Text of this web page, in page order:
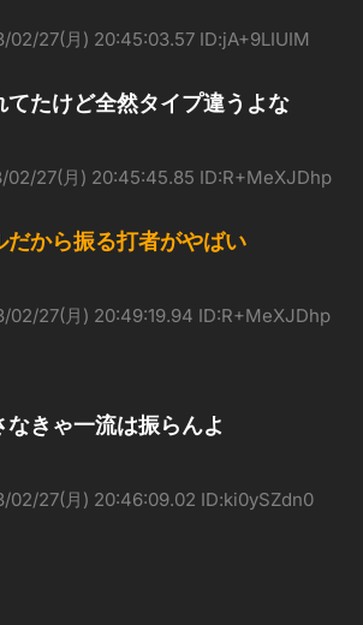
02/27(月) 20:45:03.57 ID:jA+9LIUIM
てたけど全然タイプ違うよな
02/27(月) 20:45:45.85 ID:R+MeXJDhp
だから振る打者がやばい
02/27(月) 20:49:19.94 ID:R+MeXJDhp
きゃ一流は振らんよ
02/27(月) 20:46:09.02 ID:ki0ySZdn0